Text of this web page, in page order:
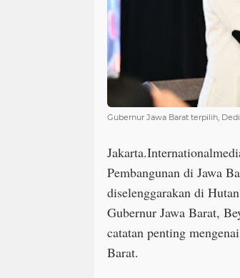
Gubernur Jawa Barat terpilih,
Pembangunan di Jawa
diselenggarakan di
Gubernur Jawa Barat,
catatan penting
Barat.